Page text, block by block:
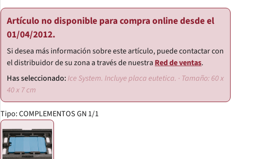
Artículo no disponible para compra online desde el
01/04/2012.
Si desea más información sobre este artículo, puede contactar con
el distribuidor de su zona a través de nuestra Red de ventas.
Ice System. Incluye placa eutetica. · Tamaño: 60 x
40 x 7 cm
Tipo:COMPLEMENTOS GN 1/1